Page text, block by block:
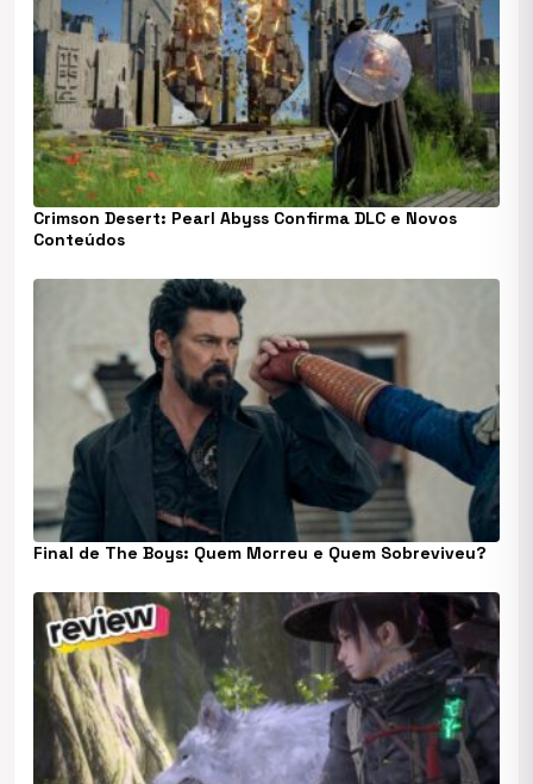
Crimson Desert: Pearl Abyss Confirma DLC e Novos
Conteúdos
Final de The Boys: Quem Morreu e Quem Sobreviveu?